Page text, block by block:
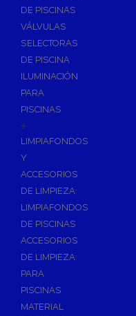
DE PISCINAS
VÁLVULAS
SELECTORAS
DE PISCINA
ILUMINACIÓN
PARA
PISCINAS
+
LIMPIAFONDOS
Y
ACCESORIOS
DE LIMPIEZA
LIMPIAFONDOS
DE PISCINAS
ACCESORIOS
DE LIMPIEZA
PARA
PISCINAS
MATERIAL